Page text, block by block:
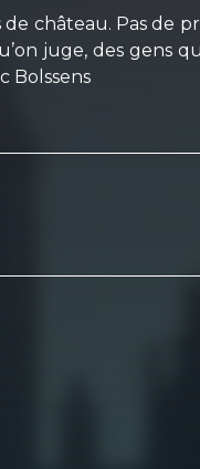
château. Pas de
juge, des gens
Bolssens